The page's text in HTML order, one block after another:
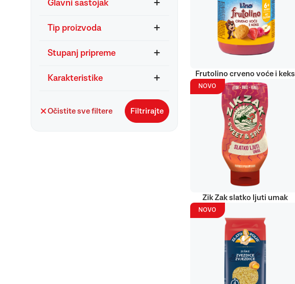
Glavni sastojak
Tip proizvoda
Stupanj pripreme
Karakteristike
Očistite sve filtere Filtrirajte
Frutolino crveno voće i keks
NOVO
Zik Zak slatko ljuti umak
NOVO